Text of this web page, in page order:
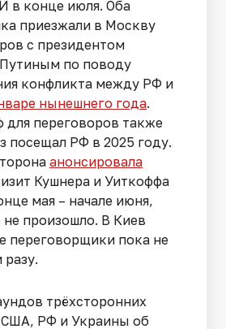
в конце июля. Оба
приезжали в Москву
с президентом
по поводу
конфликта между РФ и
нынешнего года.
для переговоров также
посещал РФ в 2025 году.
анонсировала
Кушнера и Уиткоффа
мая – начале июня,
не произошло. В Киев
переговорщики пока не
трёхсторонних
США, РФ и Украины об